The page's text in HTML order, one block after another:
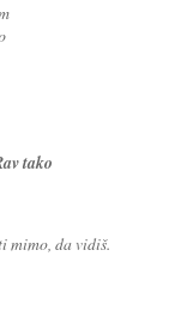
tako
mimo, da vidiš.